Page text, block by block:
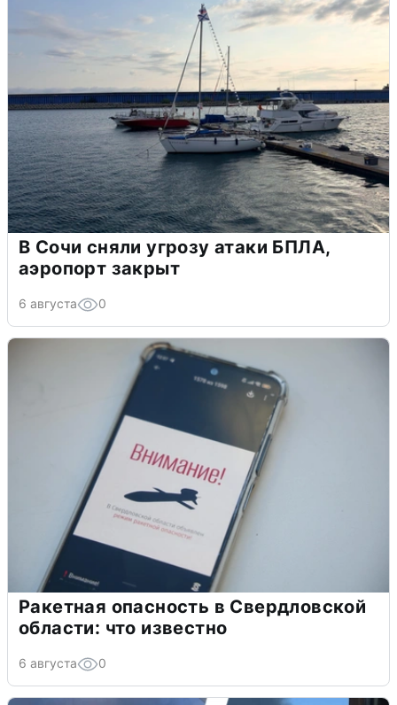
В Сочи сняли угрозу атаки БПЛА,
аэропорт закрыт
6 августа 0
Ракетная опасность в Свердловской
области: что известно
6 августа 0